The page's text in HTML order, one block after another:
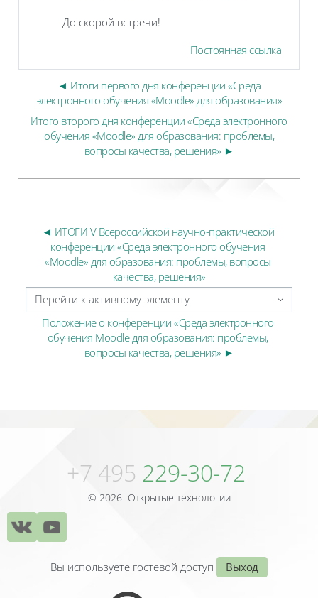
До скорой встречи!
Постоянная ссылка
◄ Итоги первого дня конференции «Среда
электронного обучения «Moodle» для образования»
Итого второго дня конференции «Среда электронного
обучения «Moodle» для образования: проблемы,
вопросы качества, решения» ►
◄ ИТОГИ V Всероссийской научно-практической
конференции «Среда электронного обучения
«Moodle» для образования: проблемы, вопросы
качества, решения»
Перейти к активному элементу
Положение о конференции «Среда электронного
обучения Moodle для образования: проблемы,
вопросы качества, решения» ►
+7 495 229-30-72
© 2026 Открытые технологии
Вы используете гостевой доступ Выход